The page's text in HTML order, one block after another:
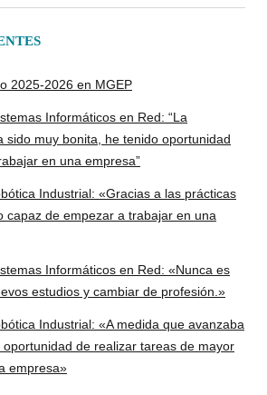
2025-2026 en MGEP
Informáticos en Red: “La
sido muy bonita, he tenido oportunidad
en una empresa”
Industrial: «Gracias a las prácticas
capaz de empezar a trabajar en una
Informáticos en Red: «Nunca es
estudios y cambiar de profesión.»
Industrial: «A medida que avanzaba
oportunidad de realizar tareas de mayor
empresa»